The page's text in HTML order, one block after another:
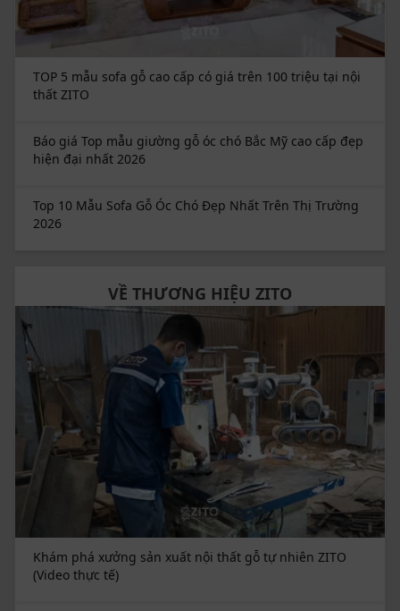
Để sở hữu bộ sofa chữ U gỗ óc chó ZG 182 và bàn trà
ZB 160, quý khách vui lòng liên hệ với ZITO qua hotline
hoặc để lại số điện thoại để được tư vấn và hỗ trợ
nhanh chóng.
hoặc Hotline (024) 2212 4111
Trải nghiệm thực tế:
Thời gian giao hàng : Tối đa 5 ngày với sản phẩm có
sẵn và 7 - 10 với sản phẩm đặt riêng
50% phí giao hàng toàn quốc.
TOP 5 mẫu sofa gỗ cao cấp có giá trên 100 triệu tại nội
thất ZITO
Báo giá Top mẫu giường gỗ óc chó Bắc Mỹ cao cấp đẹp
hiện đại nhất 2026
Top 10 Mẫu Sofa Gỗ Óc Chó Đẹp Nhất Trên Thị Trường
2026
VỀ THƯƠNG HIỆU ZITO
Khám phá xưởng sản xuất nội thất gỗ tự nhiên ZITO
(Video thực tế)